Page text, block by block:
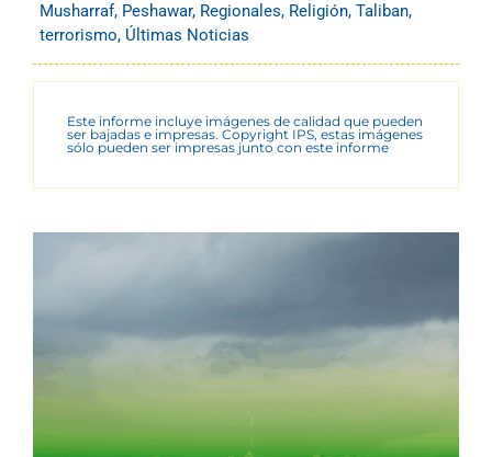
Musharraf, Peshawar, Regionales, Religión, Taliban,
terrorismo, Últimas Noticias
Este informe incluye imágenes de calidad que pueden
ser bajadas e impresas. Copyright IPS, estas imágenes
sólo pueden ser impresas junto con este informe